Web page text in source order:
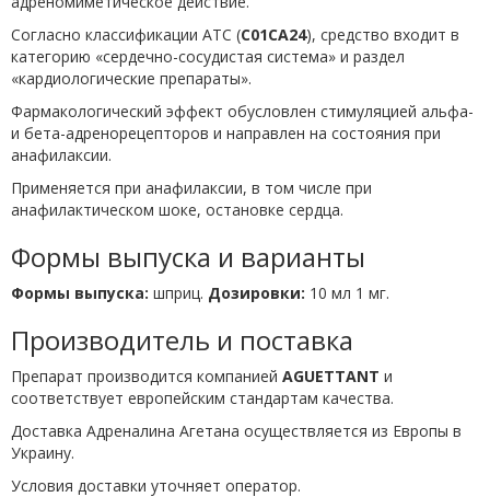
Согласно классификации ATC (C01CA24), средство входит в
категорию «сердечно-сосудистая система» и раздел
«кардиологические препараты».
Фармакологический эффект обусловлен стимуляцией альфа-
и бета-адренорецепторов и направлен на состояния при
анафилаксии.
Применяется при анафилаксии, в том числе при
анафилактическом шоке, остановке сердца.
Формы выпуска и варианты
Формы выпуска: шприц. Дозировки: 10 мл 1 мг.
Производитель и поставка
Препарат производится компанией AGUETTANT и
соответствует европейским стандартам качества.
Доставка Адреналина Агетана осуществляется из Европы в
Украину.
Условия доставки уточняет оператор.